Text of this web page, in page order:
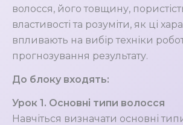
волосся, його товщину,
властивості та розуміти, як ці
впливають на вибір техніки
прогнозування результату.
До блоку входять:
Урок 1. Основні типи волосся
Навчіться визначати основні